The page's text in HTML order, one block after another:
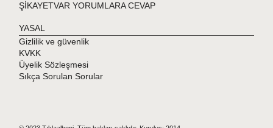
ŞİKAYETVAR YORUMLARA CEVAP
YASAL
Gizlilik ve güvenlik
KVKK
Üyelik Sözleşmesi
Sıkça Sorulan Sorular